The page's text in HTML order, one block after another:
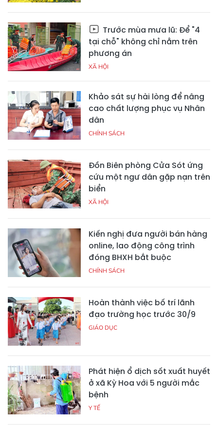
Trước mùa mưa lũ: Để "4
tại chỗ" không chỉ nằm trên
phương án
XÃ HỘI
Khảo sát sự hài lòng để nâng
cao chất lượng phục vụ Nhân
dân
CHÍNH SÁCH
Đồn Biên phòng Cửa Sót ứng
cứu một ngư dân gặp nạn trên
biển
XÃ HỘI
Kiến nghị đưa người bán hàng
online, lao động công trình
đóng BHXH bắt buộc
CHÍNH SÁCH
Hoàn thành việc bố trí lãnh
đạo trường học trước 30/9
GIÁO DỤC
Phát hiện ổ dịch sốt xuất huyết
ở xã Kỳ Hoa với 5 người mắc
bệnh
Y TẾ